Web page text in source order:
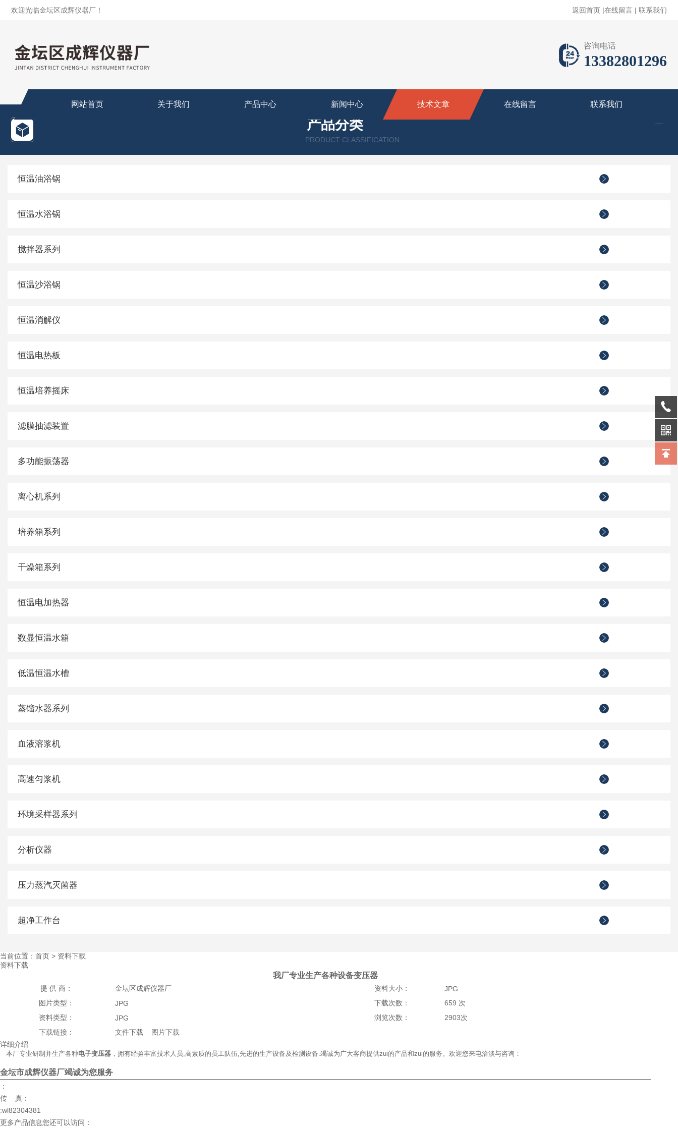
欢迎光临金坛区成辉仪器厂！ 返回首页 |在线留言 | 联系我们
咨询电话
13382801296
网站首页 关于我们 产品中心 新闻中心 技术文章 在线留言 联系我们
产品分类
PRODUCT CLASSIFICATION
恒温油浴锅
恒温水浴锅
搅拌器系列
恒温沙浴锅
恒温消解仪
恒温电热板
恒温培养摇床
滤膜抽滤装置
多功能振荡器
离心机系列
培养箱系列
干燥箱系列
恒温电加热器
数显恒温水箱
低温恒温水槽
蒸馏水器系列
血液溶浆机
高速匀浆机
环境采样器系列
分析仪器
压力蒸汽灭菌器
超净工作台
当前位置：首页 > 资料下载
资料下载
我厂专业生产各种设备变压器
提 供 商： 金坛区成辉仪器厂 资料大小：
JPG
图片类型：
JPG 下载次数：
659 次
资料类型：
JPG 浏览次数：
2903次
下载链接：
文件下载
图片下载
详细介绍
本厂专业研制并生产各种电子变压器 ，拥有经验丰富技术人员,高素质的员工队伍,先进的生产设备及检测设备.竭诚为广大客商提供zui的产品和zui的服务。欢迎您来电洽淡与咨询：
金坛市成辉仪器厂竭诚为您服务
：
传
真：
:wl82304381
更多产品信息您还可以访问：